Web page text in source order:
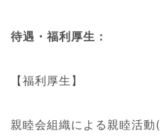
待遇・福利厚生：
【福利厚生】
親睦会組織による親睦活動